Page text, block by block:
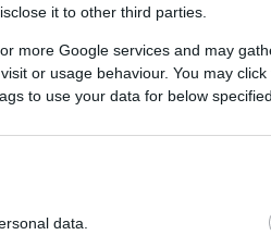
it to other third parties.
more Google services and may
or usage behaviour. You may
to use your data for below
data.
στον Τι Τζέι Σορτς
περισσότερο
πρώτο μέρος με τον
εναντίον πέντε»,
στην